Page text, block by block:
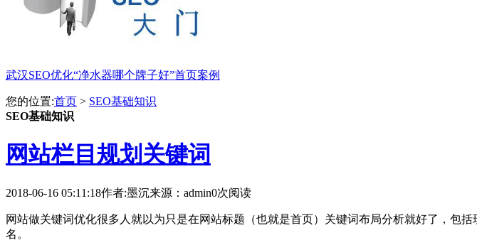
武汉SEO优化“净水器哪个牌子好”首页案例
您的位置:首页 > SEO基础知识
SEO基础知识
网站栏目规划关键词
2018-06-16 05:11:18作者:墨沉来源：admin0次阅读
网站做关键词优化很多人就以为只是在网站标题（也就是首页）关键词布局分析就好了，包
名。